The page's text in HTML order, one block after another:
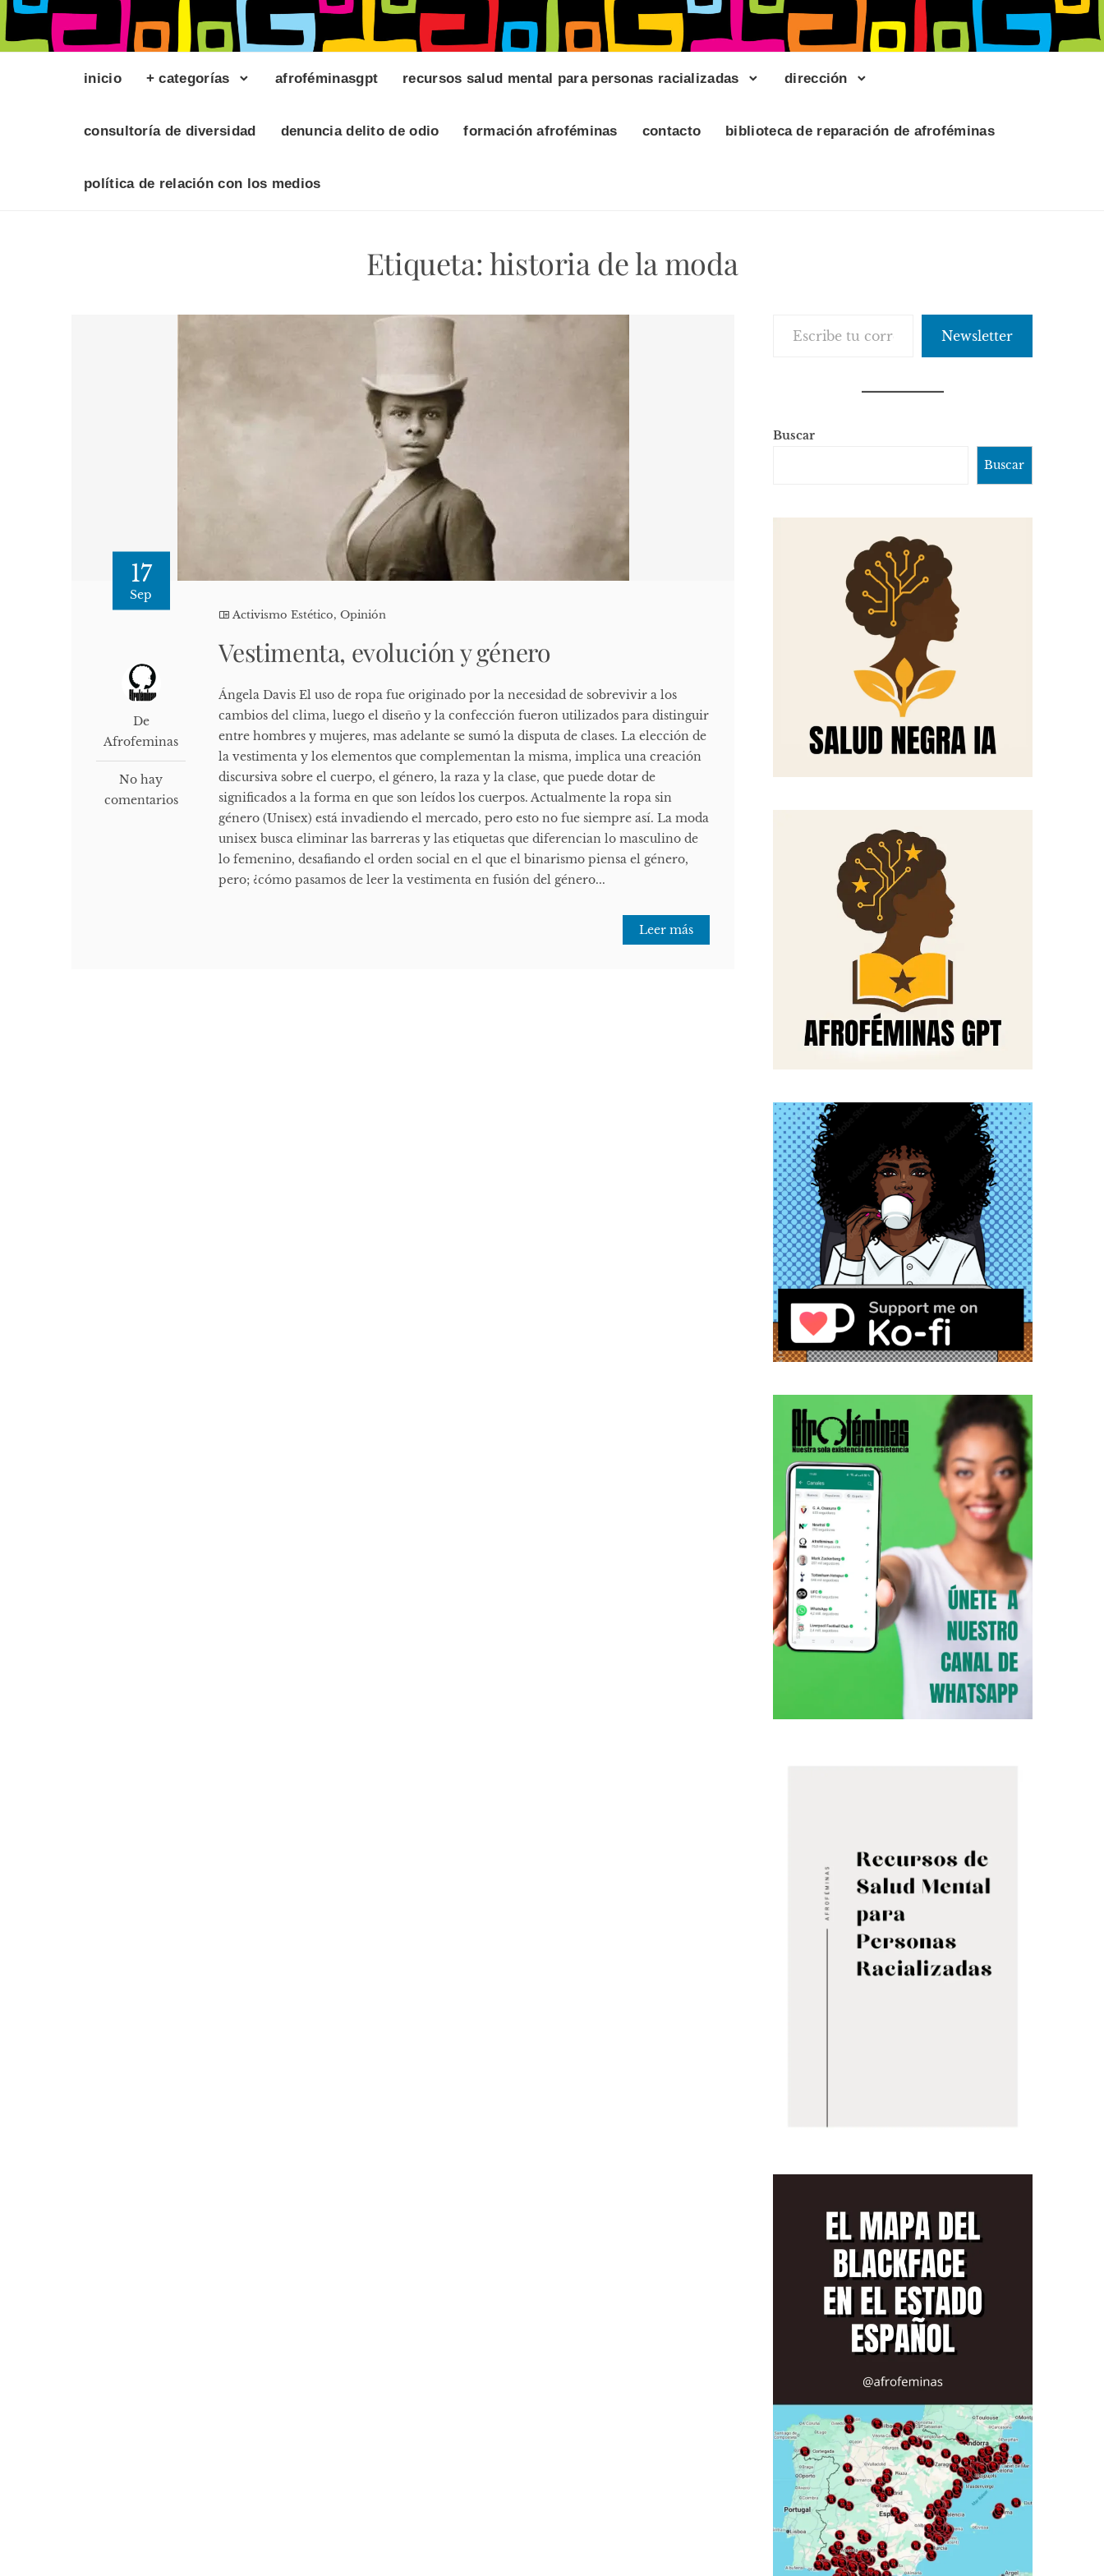
inicio + categorías afroféminasgpt recursos salud mental para personas racializadas dirección
consultoría de diversidad denuncia delito de odio formación afroféminas contacto biblioteca de reparación de afroféminas
política de relación con los medios
Etiqueta: historia de la moda
17
Sep
De
Afrofeminas
No hay
comentarios
Activismo Estético,Opinión
Vestimenta, evolución y género
Ángela Davis El uso de ropa fue originado por la necesidad de sobrevivir a los
cambios del clima, luego el diseño y la confección fueron utilizados para distinguir
entre hombres y mujeres, mas adelante se sumó la disputa de clases. La elección de
la vestimenta y los elementos que complementan la misma, implica una creación
discursiva sobre el cuerpo, el género, la raza y la clase, que puede dotar de
significados a la forma en que son leídos los cuerpos. Actualmente la ropa sin
género (Unisex) está invadiendo el mercado, pero esto no fue siempre así. La moda
unisex busca eliminar las barreras y las etiquetas que diferencian lo masculino de
lo femenino, desafiando el orden social en el que el binarismo piensa el género,
pero; ¿cómo pasamos de leer la vestimenta en fusión del género...
Leer más
Newsletter
Buscar
Buscar